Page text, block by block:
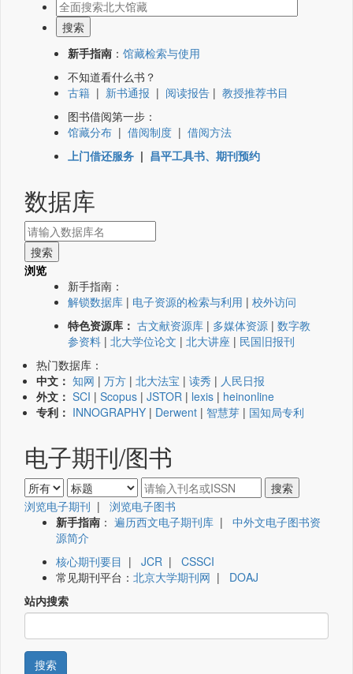
新手指南 ： 馆藏检索与使用
不知道看什么书？
古籍 | 新书通报 | 阅读报告 | 教授推荐书目
图书借阅第一步：
馆藏分布 | 借阅制度 | 借阅方法
上门借还服务 | 昌平工具书、期刊预约
数据库
浏览
新手指南：
解锁数据库 | 电子资源的检索与利用 | 校外访问
特色资源库： 古文献资源库 | 多媒体资源 | 数字教
参资料 | 北大学位论文 | 北大讲座 | 民国旧报刊
热门数据库：
中文： 知网 | 万方 | 北大法宝 | 读秀 | 人民日报
外文： SCI | Scopus | JSTOR | lexis | heinonline
专利： INNOGRAPHY | Derwent | 智慧芽 | 国知局专利
电子期刊/图书
浏览电子期刊 | 浏览电子图书
新手指南 ： 遍历西文电子期刊库 | 中外文电子图书资
源简介
核心期刊要目 | JCR | CSSCI
常见期刊平台： 北京大学期刊网 | DOAJ
站内搜索
搜索